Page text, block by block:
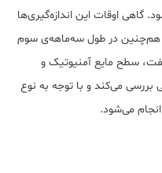
گاهی اوقات این اندازه‌گیری‌ها
هم‌چنین در طول سه‌ماهه‌ی سوم
سطح مایع آمنیوتیک و
بررسی می‌کند و با توجه به نوع
انجام می‌شود.